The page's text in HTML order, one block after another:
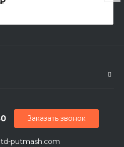
putmash.com
Заказать звонок